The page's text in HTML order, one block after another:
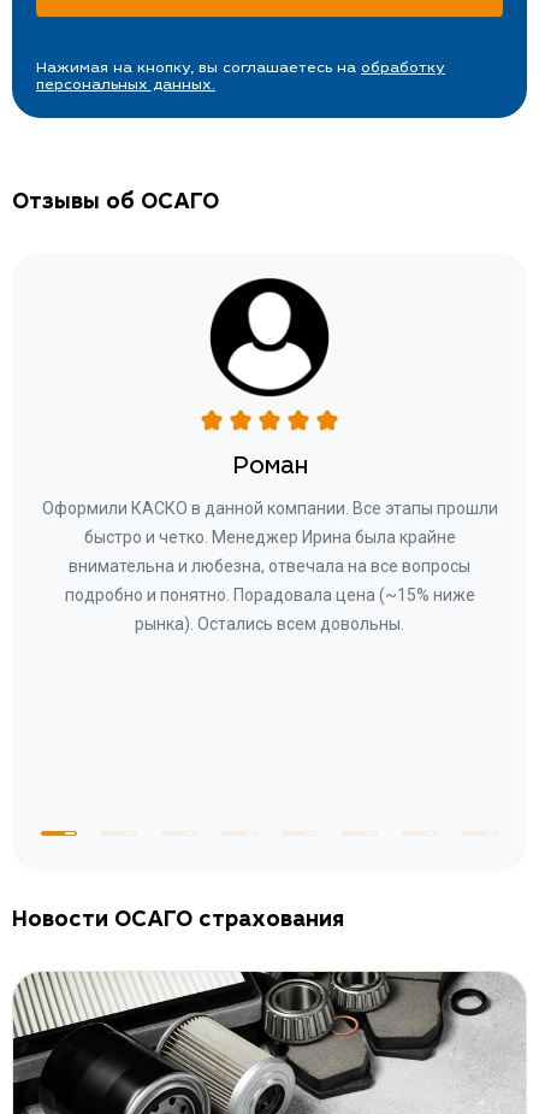
Нажимая на кнопку, вы соглашаетесь на обработку
персональных данных.
Отзывы об ОСАГО
Роман
Оформили КАСКО в данной компании. Все этапы прошли
быстро и четко. Менеджер Ирина была крайне
внимательна и любезна, отвечала на все вопросы
подробно и понятно. Порадовала цена (~15% ниже
рынка). Остались всем довольны.
Новости ОСАГО страхования